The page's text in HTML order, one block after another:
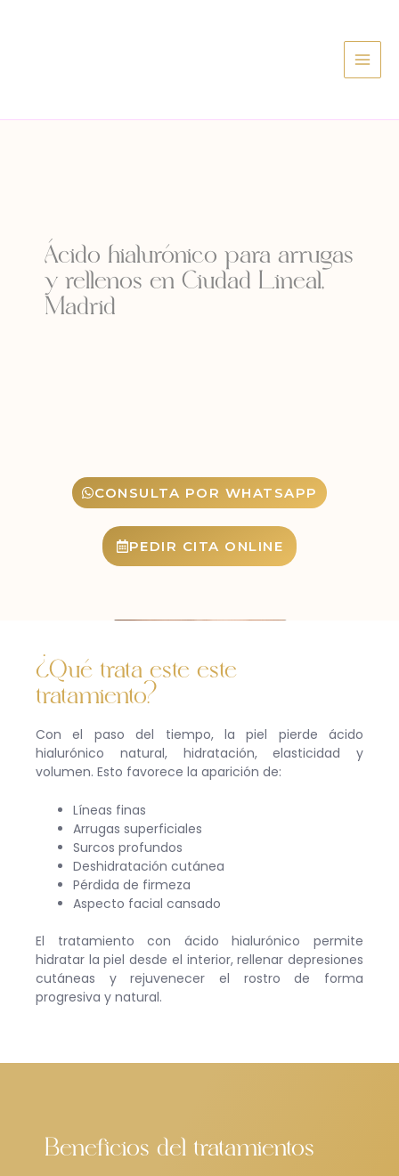
Ácido hialurónico para arrugas
y rellenos en Ciudad Lineal,
Madrid
CONSULTA POR WHATSAPP
PEDIR CITA ONLINE
¿Qué trata este este
tratamiento?
Con el paso del tiempo, la piel pierde ácido
hialurónico natural, hidratación, elasticidad y
volumen. Esto favorece la aparición de:
Líneas finas
Arrugas superficiales
Surcos profundos
Deshidratación cutánea
Pérdida de firmeza
Aspecto facial cansado
El tratamiento con ácido hialurónico permite
hidratar la piel desde el interior, rellenar depresiones
cutáneas y rejuvenecer el rostro de forma
progresiva y natural.
Beneficios del tratamientos